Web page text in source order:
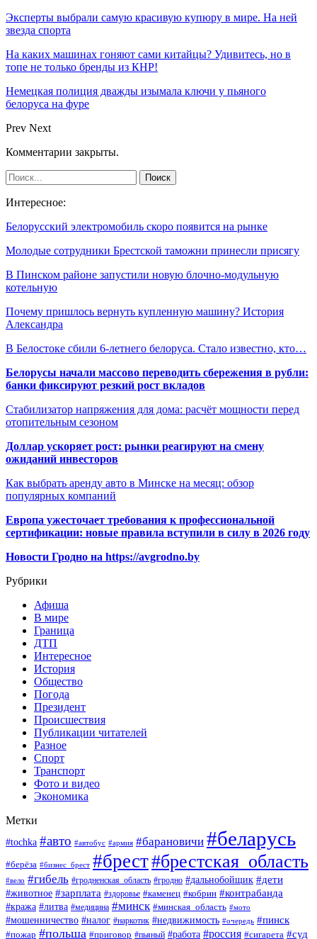
Эксперты выбрали самую красивую купюру в мире. На ней
звезда спорта
На каких машинах гоняют сами китайцы? Удивитесь, но в
топе не только бренды из КНР!
Немецкая полиция дважды изымала ключи у пьяного
белоруса на фуре
Prev Next
Комментарии закрыты.
Интересное:
Белорусский электромобиль скоро появится на рынке
Молодые сотрудники Брестской таможни принесли присягу
В Пинском районе запустили новую блочно-модульную
котельную
Почему пришлось вернуть купленную машину? История
Александра
В Белостоке сбили 6-летнего белоруса. Стало известно, кто…
Белорусы начали массово переводить сбережения в рубли:
банки фиксируют резкий рост вкладов
Стабилизатор напряжения для дома: расчёт мощности перед
отопительным сезоном
Доллар ускоряет рост: рынки реагируют на смену
ожиданий инвесторов
Как выбрать аренду авто в Минске на месяц: обзор
популярных компаний
Европа ужесточает требования к профессиональной
сертификации: новые правила вступили в силу в 2026 году
Новости Гродно на https://avgrodno.by
Рубрики
Афиша
В мире
Граница
ДТП
Интересное
История
Общество
Погода
Президент
Происшествия
Публикации читателей
Разное
Спорт
Транспорт
Фото и видео
Экономика
Метки
#tochka #авто #автобус #армия #барановичи #беларусь
#берёза #бизнес_брест #брест#брестская_область
#вело #гибель #гродненская_область #гродно #дальнобойщик #дети
#животное #зарплата #здоровье #каменец #кобрин #контрабанда
#кража #литва #медицина #минск #минская_область #мото
#мошенничество #налог #наркотик #недвижимость #очередь #пинск
#пожар #польша #приговор #пьяный #работа #россия #сигарета #суд